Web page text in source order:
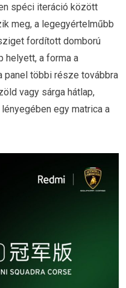
spéci iteráció között
meg, a legegyértelműbb
fordított domború
helyett, a forma a
panel többi része továbbra
vagy sárga hátlap,
egy matrica a